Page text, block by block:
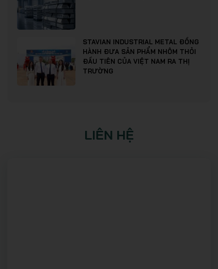
STAVIAN INDUSTRIAL METAL ĐỒNG
HÀNH ĐƯA SẢN PHẨM NHÔM THỎI
ĐẦU TIÊN CỦA VIỆT NAM RA THỊ
TRƯỜNG
LIÊN HỆ